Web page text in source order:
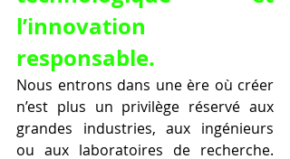
l’innovation
responsable.
Nous entrons dans une ère où créer
n’est plus un privilège réservé aux
grandes industries, aux ingénieurs
ou aux laboratoires de recherche.